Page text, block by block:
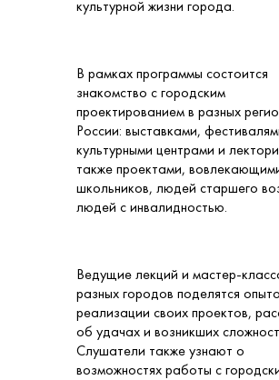
культурной жизни города.
В рамках программы состоится
знакомство с городским
проектированием в разных
России: выставками,
культурными центрами и
также проектами,
школьников, людей старшего
людей с инвалидностью.
Ведущие лекций и мастер-
разных городов поделятся
реализации своих проектов,
об удачах и возникших
Слушатели также узнают о
возможностях работы с